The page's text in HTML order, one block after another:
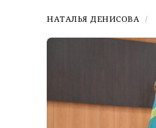
НАТАЛЬЯ ДЕНИСОВА